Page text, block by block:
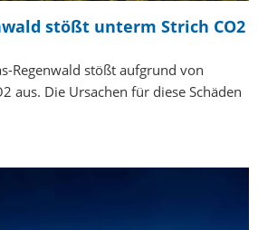
stößt unterm Strich CO2
Regenwald stößt aufgrund von
aus. Die Ursachen für diese Schäden